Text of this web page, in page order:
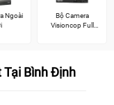
Ngoài
Bộ Camera
Visioncop Full
Tại Bình Định